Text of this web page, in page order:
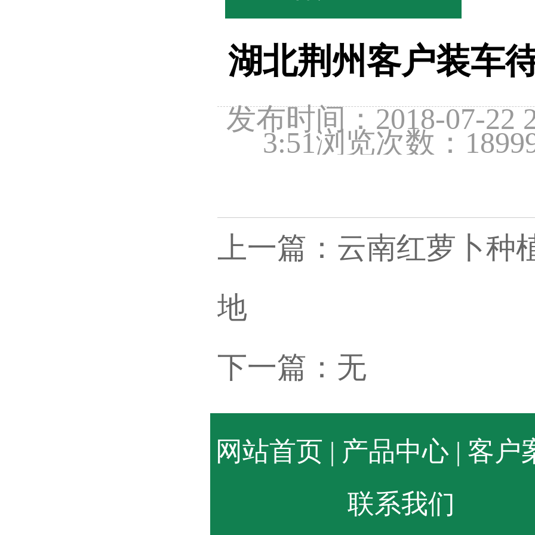
湖北荆州客户装车
发布时间：2018-07-22
3:51浏览次数：
上一篇： 云南红萝卜种
地
下一篇：无
网站首页 | 产品中心 | 客户
联系我们